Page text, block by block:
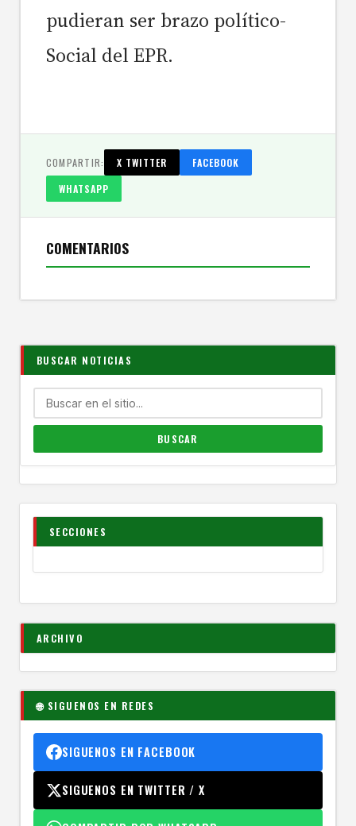
pudieran ser brazo político-
Social del EPR.
COMPARTIR: X TWITTER
FACEBOOK
WHATSAPP
COMENTARIOS
BUSCAR NOTICIAS
SECCIONES
ARCHIVO
🌐 SIGUENOS EN REDES
SIGUENOS EN FACEBOOK
SIGUENOS EN TWITTER / X